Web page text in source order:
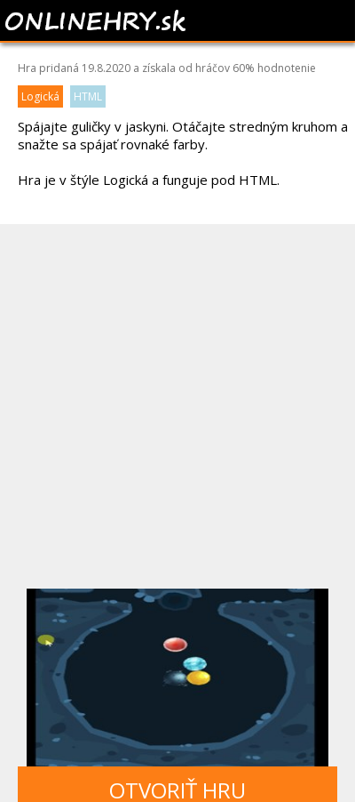
BUBBLE CAVE
Hra pridaná 19.8.2020 a získala od hráčov 60% hodnotenie
Logická
HTML
Spájajte guličky v jaskyni. Otáčajte stredným kruhom a
snažte sa spájať rovnaké farby.
Hra je v štýle Logická a funguje pod HTML.
OTVORIŤ HRU